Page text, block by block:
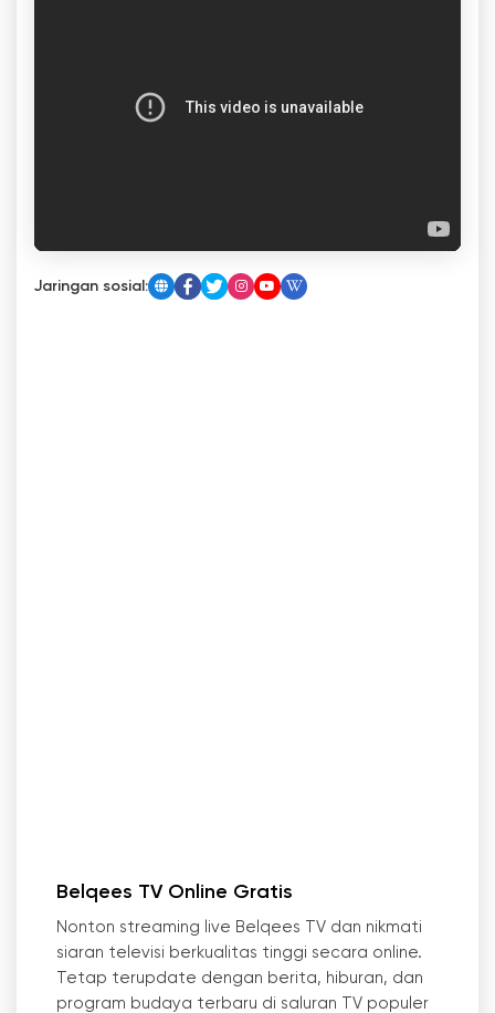
Jaringan sosial:
Belqees TV Online Gratis
Nonton streaming live Belqees TV dan nikmati
siaran televisi berkualitas tinggi secara online.
Tetap terupdate dengan berita, hiburan, dan
program budaya terbaru di saluran TV populer